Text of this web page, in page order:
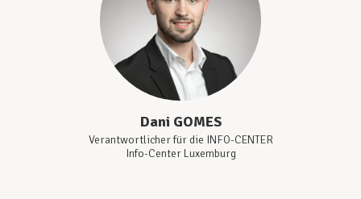
Unterstützung im Privatleben
Berufliche Weiterentwicklung
Dani GOMES
Verantwortlicher für die INFO-CENTER
Info-Center Luxemburg